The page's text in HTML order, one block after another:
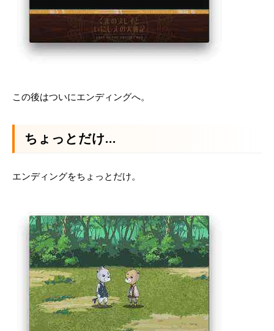
この後はついにエンディングへ。
ちょっとだけ…
エンディングをちょっとだけ。